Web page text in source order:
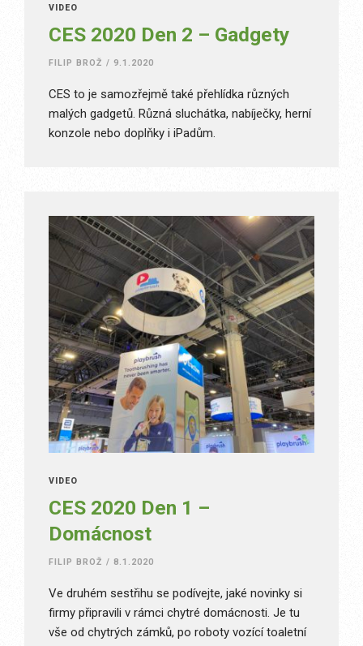
VIDEO
CES 2020 Den 2 – Gadgety
FILIP BROŽ / 9.1.2020
CES to je samozřejmě také přehlídka různých
malých gadgetů. Různá sluchátka, nabíječky, herní
konzole nebo doplňky i iPadům.
VIDEO
CES 2020 Den 1 –
Domácnost
FILIP BROŽ / 8.1.2020
Ve druhém sestřihu se podívejte, jaké novinky si
firmy připravili v rámci chytré domácnosti. Je tu
vše od chytrých zámků, po roboty vozící toaletní